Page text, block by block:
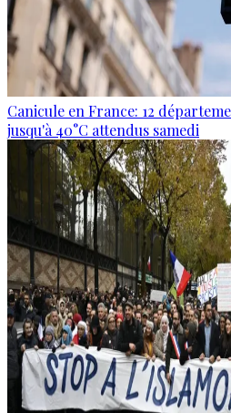
Canicule en France: 12
jusqu'à 40°C attendus samedi